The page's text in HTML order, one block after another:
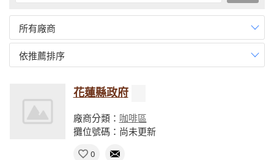
所有廠商
依推薦排序
花蓮縣政府
廠商分類： 咖啡區
攤位號碼：尚未更新
0